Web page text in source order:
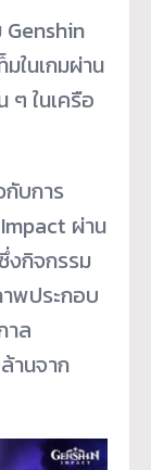
Genshin
ในเกมผ่าน
ๆ ในเครือ
บการ
ผ่าน
งกิจกรรม
พประกอบ
าล
านจาก